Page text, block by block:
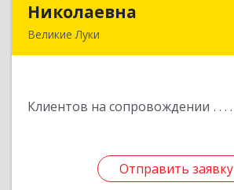
Николаевна
Великие Луки
Клиентов на сопровождении
Отправить заявку
Отправить заявку